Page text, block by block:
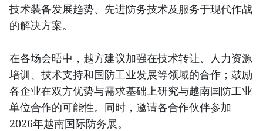
技术装备发展趋势、先进防务技术及服务于现代作战
的解决方案。
在各场会晤中，越方建议加强在技术转让、人力资源
培训、技术支持和国防工业发展等领域的合作；鼓励
各企业在双方优势与需求基础上研究与越南国防工业
单位合作的可能性。同时，邀请各合作伙伴参加
2026年越南国际防务展。